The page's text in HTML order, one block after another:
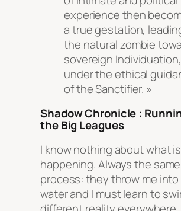
experience then
a true gestation,
the natural zombie
sovereign Individuation,
under the ethical
of the Sanctifier. »
Shadow Chronicle :
the Big Leagues
I know nothing about what is
happening. Always the same
process: they throw me
water and I must learn to